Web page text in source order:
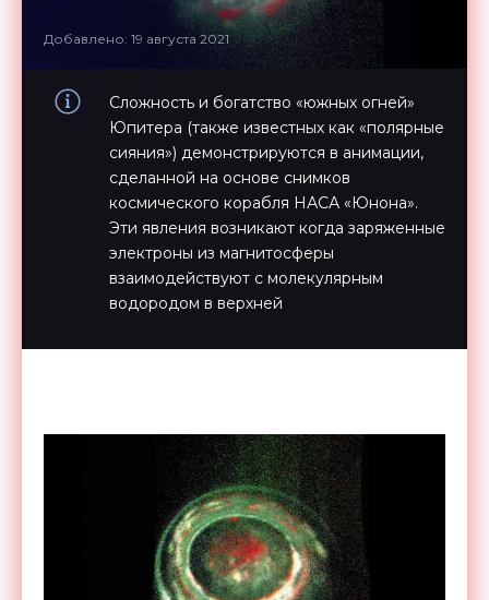
Добавлено: 19 августа 2021
Сложность и богатство «южных огней»
Юпитера (также известных как «полярные
сияния») демонстрируются в анимации,
сделанной на основе снимков
космического корабля НАСА «Юнона».
Эти явления возникают когда заряженные
электроны из магнитосферы
взаимодействуют с молекулярным
водородом в верхней